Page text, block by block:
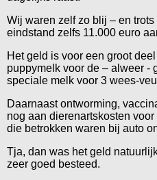
Wij waren zelf zo blij – en
eindstand zelfs 11.000 euro
Het geld is voor een groot
puppymelk voor de – alweer -
speciale melk voor 3 wees-
Daarnaast ontworming,
nog aan dierenartskosten
die betrokken waren bij auto
Tja, dan was het geld
zeer goed besteed.